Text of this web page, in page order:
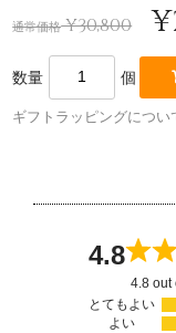
通常価格¥30,800
数量 個
ギフトラッピングについ
4.8
4.8 out
とてもよい
よい